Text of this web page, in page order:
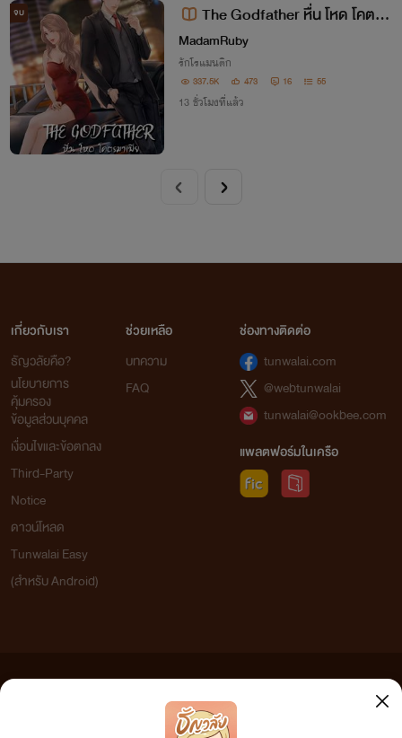
จบ
The Godfather หื่น โหด โคตรม
าเฟีย (เซ็กส์ซาดิสม์/เนื้อหารุนแรง)
MadamRuby
รักโรแมนติก
337.5K 473 16 55
13 ชั่วโมงที่แล้ว
เกี่ยวกับเรา
ธัญวลัยคือ?
นโยบายการ
คุ้มครอง
ข้อมูลส่วนบุคคล
เงื่อนไขและข้อตกลง
Third-Party
Notice
ดาวน์โหลด
Tunwalai Easy
(สำหรับ Android)
ช่วยเหลือ
บทความ
FAQ
ช่องทางติดต่อ
tunwalai.com
@webtunwalai
tunwalai@ookbee.com
แพลตฟอร์มในเครือ
เว็บไซต์แห่งนี้ไม่ได้เห็นด้วยและไม่ขอรับผิดชอบต่อข้อความใดๆ ทั้งสิ้น ดังนั้นผู้อ่านทุกท่านโปรดใช้
วิจารณญาณในการกลั่นกรองด้วยตนเอง และหากท่านพบข้อความใดๆ ที่ขัดต่อกฎหมายและศีลธรรม